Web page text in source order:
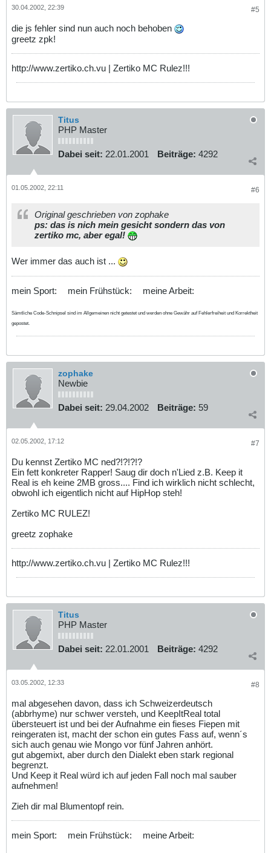
#5
30.04.2002, 22:39
die js fehler sind nun auch noch behoben
greetz zpk!
http://www.zertiko.ch.vu | Zertiko MC Rulez!!!
Titus
PHP Master
Dabei seit: 22.01.2001 Beiträge: 4292
#6
01.05.2002, 22:11
Original geschrieben von zophake
ps: das is nich mein gesicht sondern das von
zertiko mc, aber egal!
Wer immer das auch ist ...
mein Sport: mein Frühstück: meine Arbeit:
Sämtliche Code-Schnipsel sind im Allgemeinen nicht getestet und werden ohne Gewähr auf Fehlerfreiheit und Korrektheit
gepostet.
zophake
Newbie
Dabei seit: 29.04.2002 Beiträge: 59
#7
02.05.2002, 17:12
Du kennst Zertiko MC ned?!?!?!?
Ein fett konkreter Rapper! Saug dir doch n'Lied z.B. Keep it
Real is eh keine 2MB gross.... Find ich wirklich nicht schlecht,
obwohl ich eigentlich nicht auf HipHop steh!
Zertiko MC RULEZ!
greetz zophake
http://www.zertiko.ch.vu | Zertiko MC Rulez!!!
Titus
PHP Master
Dabei seit: 22.01.2001 Beiträge: 4292
#8
03.05.2002, 12:33
mal abgesehen davon, dass ich Schweizerdeutsch
(abbrhyme) nur schwer versteh, und KeepItReal total
übersteuert ist und bei der Aufnahme ein fieses Fiepen mit
reingeraten ist, macht der schon ein gutes Fass auf, wenn´s
sich auch genau wie Mongo vor fünf Jahren anhört.
gut abgemixt, aber durch den Dialekt eben stark regional
begrenzt.
Und Keep it Real würd ich auf jeden Fall noch mal sauber
aufnehmen!
Zieh dir mal Blumentopf rein.
mein Sport: mein Frühstück: meine Arbeit: